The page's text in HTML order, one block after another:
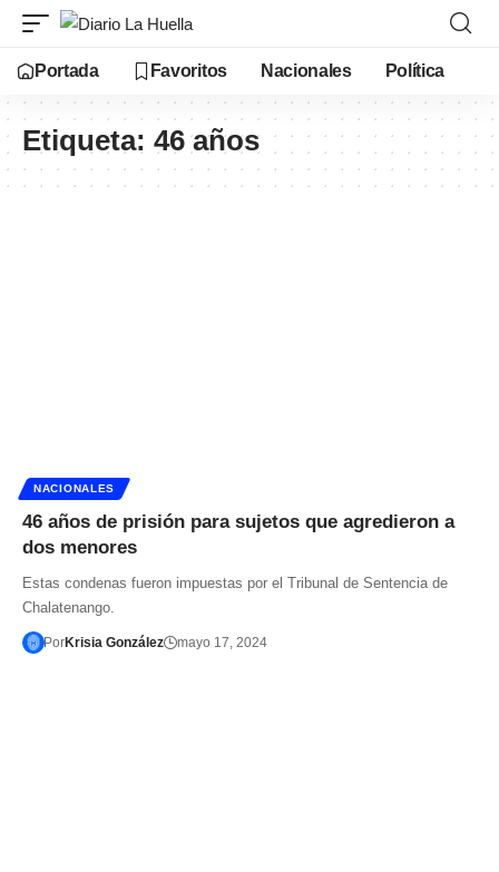
Portada Favoritos Nacionales Política
Etiqueta: 46 años
NACIONALES
46 años de prisión para sujetos que agredieron a
dos menores
Estas condenas fueron impuestas por el Tribunal de Sentencia de
Chalatenango.
PorKrisia González mayo 17, 2024